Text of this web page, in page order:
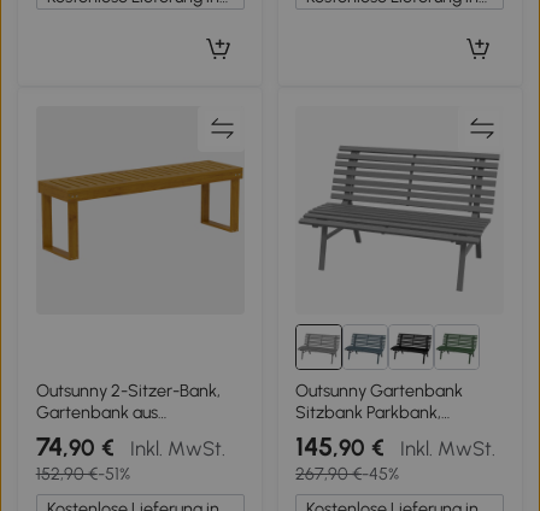
Outsunny 2-Sitzer-Bank,
Gartenbank aus
Kiefernholz mit Latten-Sitz,
Rustikale Außenbank für
Garten, Veranda, Terrasse,
Teak
74,90 € Inkl. MwSt.
152,90 €-51%
Outsunny Gartenbank
Sitzbank Parkbank,
Lattendesign,
wetterbeständig,
Aluminium, 123 x 67 x 79
cm, Grau
145,90 € Inkl. MwSt.
267,90 €-45%